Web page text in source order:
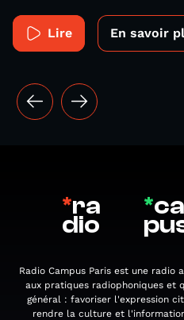
Lire En savoir
*ra
dio
*
Radio Campus Paris est une radio
aux pratiques radiophoniques et
général : favoriser l'expression
rendre la culture et